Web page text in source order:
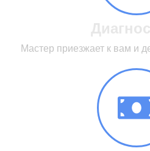
Мастер приезжает к вам и